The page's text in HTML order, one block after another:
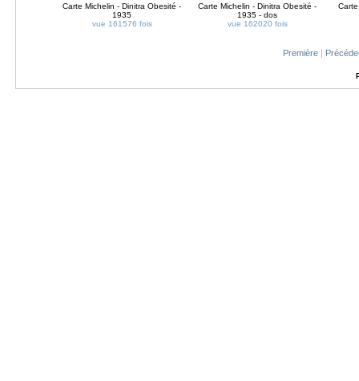
Carte Michelin - Dinitra Obesité -
1935
vue 161576 fois
Carte Michelin - Dinitra Obesité -
1935 - dos
vue 162020 fois
Première